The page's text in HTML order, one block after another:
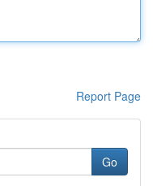
Report Page
Go